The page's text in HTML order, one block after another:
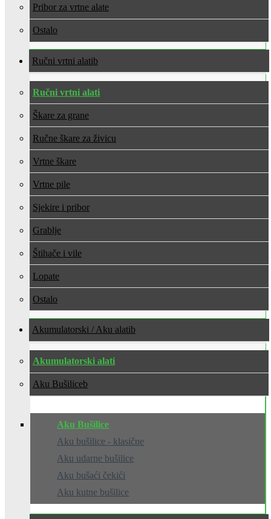
Pribor za vrtne alate
Ostalo
Ručni vrtni alati
Ručni vrtni alati
Škare za grane
Ručne škare za živicu
Vrtne škare
Vrtne pile
Sjekire i pribor
Grablje
Štihače i vile
Lopate
Ostalo
Akumulatorski / Aku alati
Akumulatorski alati
Aku Bušilice
Aku Bušilice
Aku bušilice - klasične
Aku udarne bušilice
Aku bušaći čekići
Aku kutne bušilice